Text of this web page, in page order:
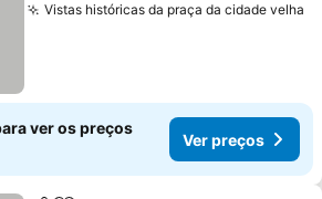
Vistas históricas da praça da cidade velha
ver os preços
Ver preços